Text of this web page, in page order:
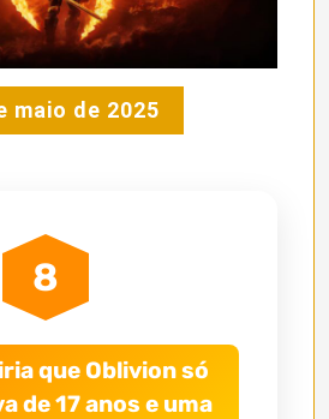
maio de 2025
8
que Oblivion só
de 17 anos e uma